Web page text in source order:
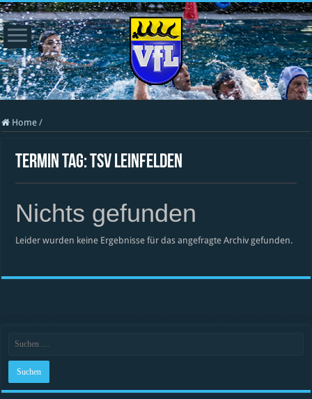
Home /
Termin Tag: TSV Leinfelden
Nichts gefunden
Leider wurden keine Ergebnisse für das angefragte Archiv gefunden.